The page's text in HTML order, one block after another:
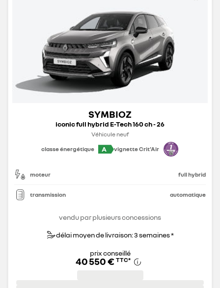
SYMBIOZ
iconic full hybrid E-Tech 160 ch - 26
Véhicule neuf
classe énergétique
A vignette Crit'Air
moteur full hybrid
transmission automatique
vendu par plusieurs concessions
délai moyen de livraison: 3 semaines *
prix conseillé
40 550 € TTC*